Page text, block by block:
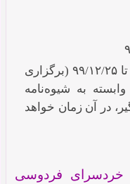
تا ۹۹/۱۲/۲۵ (برگزاری
به شیوه‌نامه‌
در آن زمان خواهد
خردسرای فردوسی